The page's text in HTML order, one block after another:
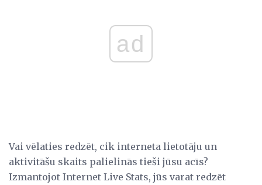
ad
Vai vēlaties redzēt, cik interneta lietotāju un
aktivitāšu skaits palielinās tieši jūsu acīs?
Izmantojot Internet Live Stats, jūs varat redzēt